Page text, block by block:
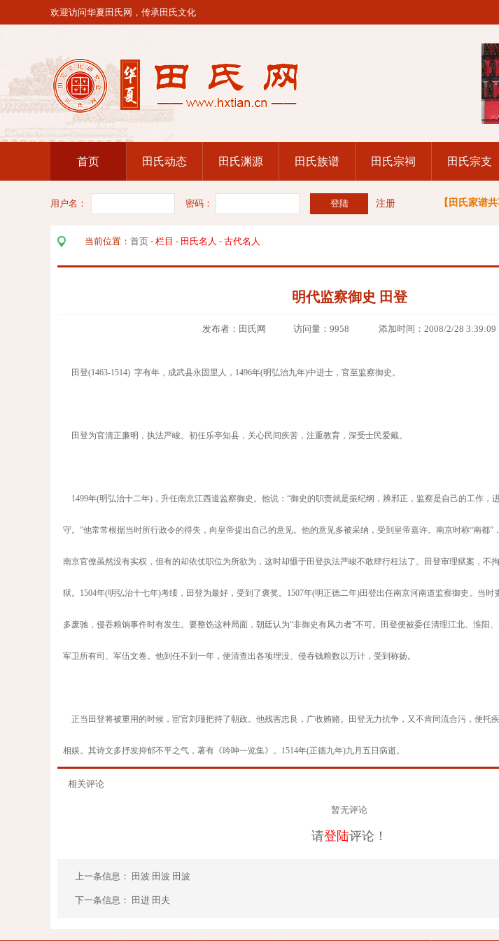
欢迎访问华夏田氏网，传承田氏文化
首页 田氏动态 田氏渊源 田氏族谱 田氏宗祠 田氏宗支
用户名： 密码： 注册 【田氏家谱
当前位置： 首页 - 栏目 - 田氏名人 - 古代名人
明代监察御史 田登
发布者：田氏网 访问量：9958 添加时间：2008/2/28 3:39:09
田登(1463-1514) 字有年，成武县永固里人，1496年(明弘治九年)中进士，官至监察御史。
田登为官清正廉明，执法严峻。初任乐亭知县，关心民间疾苦，注重教育，深受士民爱戴。
1499年(明弘治十二年)，升任南京江西道监察御史。他说：“御史的职责就是振纪纲，辨邪正，监察是自己的工作，
守。”他常常根据当时所行政令的得失，向皇帝提出自己的意见。他的意见多被采纳，受到皇帝嘉许。南京时称“南都”
南京官僚虽然没有实权，但有的却依仗职位为所欲为，这时却慑于田登执法严峻不敢肆行枉法了。田登审理狱案，不
狱。1504年(明弘治十七年)考绩，田登为最好，受到了褒奖。1507年(明正德二年)田登出任南京河南道监察御史。当
多废驰，侵吞粮饷事件时有发生。要整饬这种局面，朝廷认为“非御史有风力者”不可。田登便被委任清理江北、淮阳
军卫所有司、军伍文卷。他到任不到一年，便清查出各项埋没、侵吞钱粮数以万计，受到称扬。
正当田登将被重用的时候，宦官刘瑾把持了朝政。他残害忠良，广收贿赂。田登无力抗争，又不肯同流合污，便托
相娱。其诗文多抒发抑郁不平之气，著有《吟呻一览集》。1514年(正德九年)九月五日病逝。
相关评论
暂无评论
请登陆评论！
上一条信息： 田波 田波 田波
下一条信息： 田进 田夫